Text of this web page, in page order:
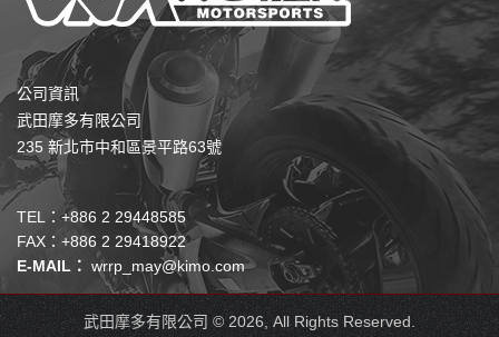
公司資訊
武田摩多有限公司
235 新北市中和區景平路63號
TEL：+886 2 29448585
FAX：+886 2 29418922
E-MAIL： wrrp_may@kimo.com
武田摩多有限公司 © 2026, All Rights Reserved.